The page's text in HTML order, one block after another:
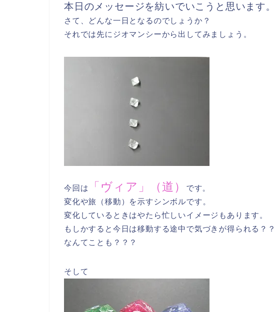
本日のメッセージを紡いでいこうと思います。
さて、どんな一日となるのでしょうか？
それでは先にジオマンシーから出してみましょう。
今回は 「ヴィア」（道）
です。
変化や旅（移動）を示すシンボルです。
変化しているときはやたら忙しいイメージもあります。
もしかすると今日は移動する途中で気づきが得られる？？
なんてことも？？？
そして